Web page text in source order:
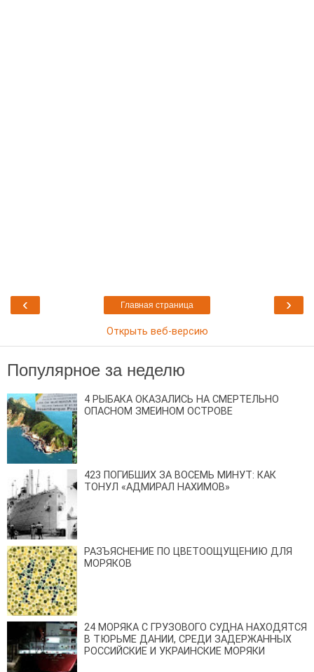
‹ ›
Главная страница
Открыть веб-версию
Популярное за неделю
4 РЫБАКА ОКАЗАЛИСЬ НА СМЕРТЕЛЬНО
ОПАСНОМ ЗМЕИНОМ ОСТРОВЕ
423 ПОГИБШИХ ЗА ВОСЕМЬ МИНУТ: КАК
ТОНУЛ «АДМИРАЛ НАХИМОВ»
РАЗЪЯСНЕНИЕ ПО ЦВЕТООЩУЩЕНИЮ ДЛЯ
МОРЯКОВ
24 МОРЯКА С ГРУЗОВОГО СУДНА НАХОДЯТСЯ
В ТЮРЬМЕ ДАНИИ, СРЕДИ ЗАДЕРЖАННЫХ
РОССИЙСКИЕ И УКРАИНСКИЕ МОРЯКИ